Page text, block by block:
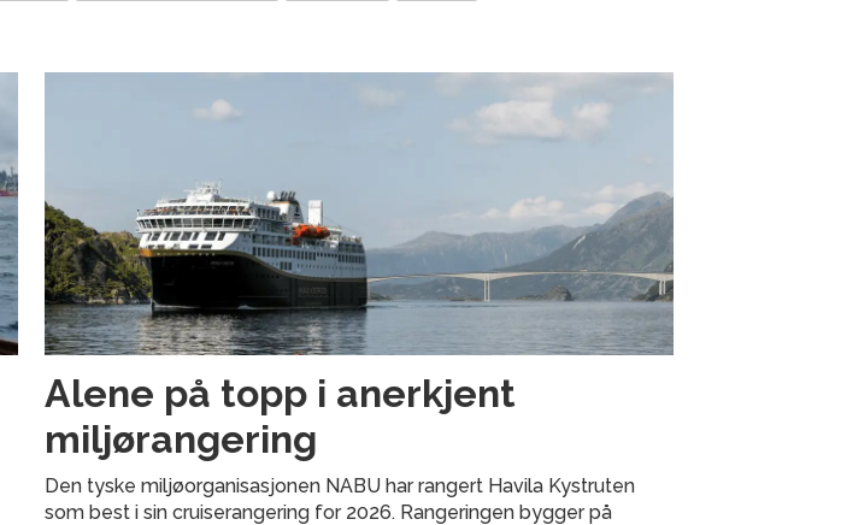
Alene på topp i anerkjent
miljørangering
Den tyske miljøorganisasjonen NABU har rangert Havila Kystruten
som best i sin cruiserangering for 2026. Rangeringen bygger på